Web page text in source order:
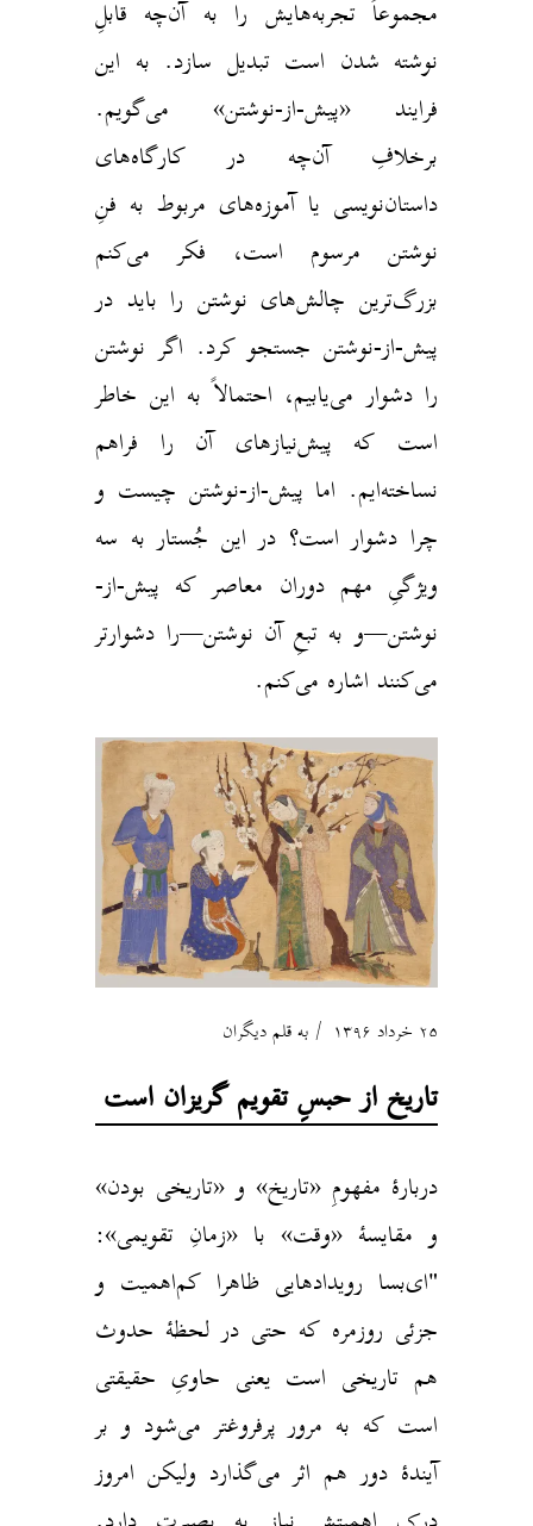
مجموعاً تجربه‌هایش را به آن‌چه قابلِ
نوشته شدن است تبدیل سازد. به این
فرایند «پیش-از-نوشتن» می‌گویم.
برخلافِ آن‌چه در کارگاه‌های
داستان‌نویسی یا آموزه‌های مربوط به فنِ
نوشتن مرسوم است، فکر می‌کنم
بزرگ‌ترین چالش‌های نوشتن را باید در
پیش-از-نوشتن جستجو کرد. اگر نوشتن
را دشوار می‌یابیم، احتمالاً به این خاطر
است که پیش‌نیازهای آن‌ را فراهم
نساخته‌ایم. اما پیش-از-نوشتن چیست و
چرا دشوار است؟ در این جُستار به سه
ویژگیِ مهم دوران معاصر که پیش-از-
نوشتن—و به تبعِ آن نوشتن—را دشوارتر
می‌کنند اشاره می‌کنم.
۲۵ خرداد ۱۳۹۶ به قلم دیگران
تاریخ از حبسِ تقویم گریزان است
دربارهٔ مفهومِ «تاریخ» و «تاریخی بودن»
و مقایسهٔ «وقت» با «زمانِ تقویمی»:
"ای‌بسا رویدادهایی ظاهرا کم‌اهمیت و
جزئی روزمره که حتی در لحظۀ حدوث
هم تاریخی است یعنی حاویِ حقیقتی
است که به مرور پرفروغتر می‌شود و بر
آیندۀ دور هم اثر می‌گذارد ولیکن امروز